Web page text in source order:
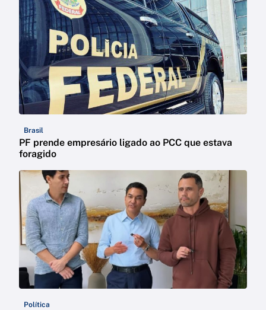
Brasil
PF prende empresário ligado ao PCC que estava
foragido
Política